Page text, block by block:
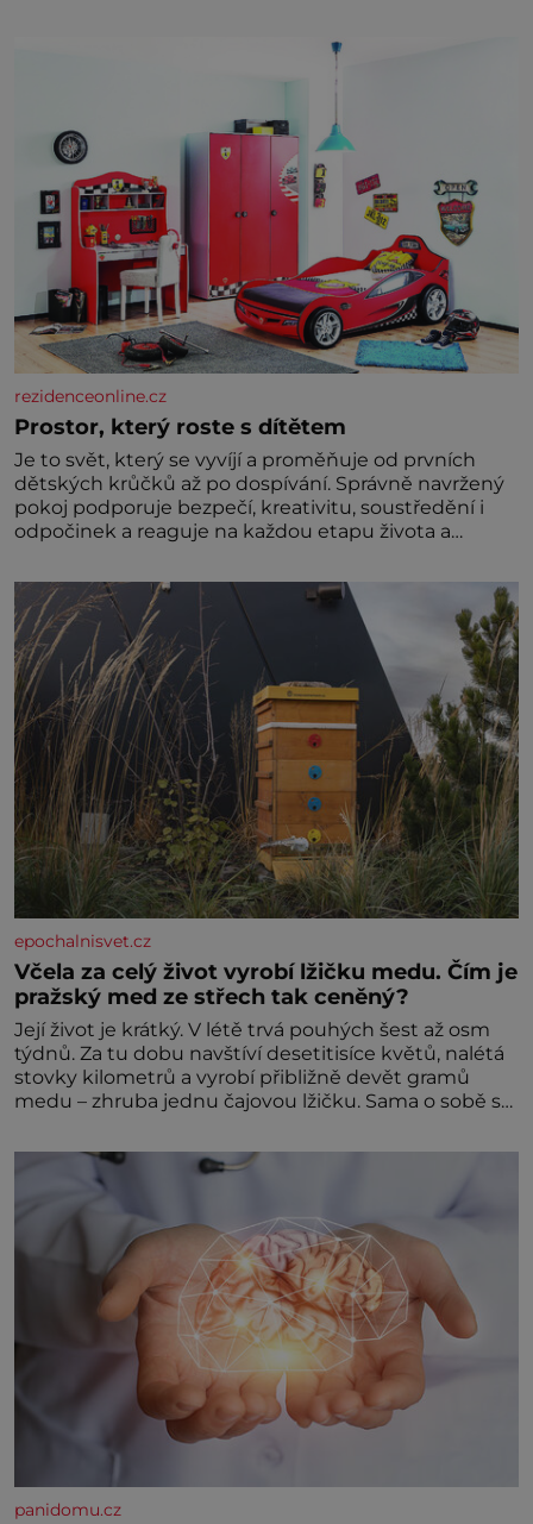
rezidenceonline.cz
Prostor, který roste s dítětem
Je to svět, který se vyvíjí a proměňuje od prvních
dětských krůčků až po dospívání. Správně navržený
pokoj podporuje bezpečí, kreativitu, soustředění i
odpočinek a reaguje na každou etapu života a
jednoduchost, měkkost a bezpečí, proto by pokoj
miminka měl působit především klidně a útulně.
Předškolní věk je
epochalnisvet.cz
Včela za celý život vyrobí lžičku medu. Čím je
pražský med ze střech tak ceněný?
Její život je krátký. V létě trvá pouhých šest až osm
týdnů. Za tu dobu navštíví desetitisíce květů, nalétá
stovky kilometrů a vyrobí přibližně devět gramů
medu – zhruba jednu čajovou lžičku. Sama o sobě se
dalšími desítkami tisíc příslušnic svého včelstva,
vznikne jeden z nejdokonalejších organismů
panidomu.cz